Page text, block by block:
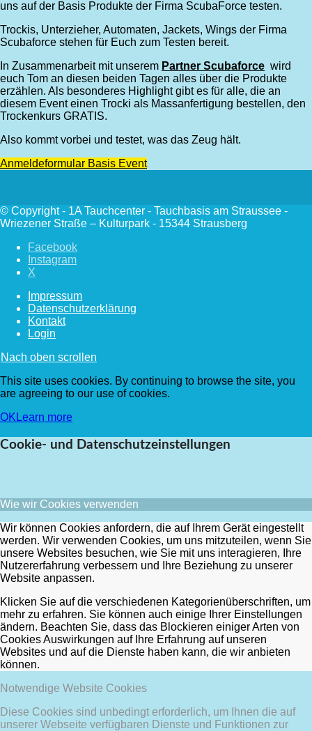
uns auf der Basis Produkte der Firma ScubaForce testen.
Trockis, Unterzieher, Automaten, Jackets, Wings der Firma
Scubaforce stehen für Euch zum Testen bereit.
In Zusammenarbeit mit unserem Partner Scubaforce wird
euch Tom an diesen beiden Tagen alles über die Produkte
erzählen. Als besonderes Highlight gibt es für alle, die an
diesem Event einen Trocki als Massanfertigung bestellen, den
Trockenkurs GRATIS.
Also kommt vorbei und testet, was das Zeug hält.
Anmeldeformular Basis Event
© Copyright - 1A Tauchcenter - Tauchbasis am Straussee -
Wriezener Straße – Kulturpark - 15344 Strausberg
Facebook
Instagram
X
Impressum
Datenschutzerklärung
Kontakt
Login
Nach oben scrollen
This site uses cookies. By continuing to browse the site, you
are agreeing to our use of cookies.
OKLearn more
Cookie- und Datenschutzeinstellungen
Wie wir Cookies verwenden
Wir können Cookies anfordern, die auf Ihrem Gerät eingestellt
werden. Wir verwenden Cookies, um uns mitzuteilen, wenn Sie
unsere Websites besuchen, wie Sie mit uns interagieren, Ihre
Nutzererfahrung verbessern und Ihre Beziehung zu unserer
Website anpassen.
Klicken Sie auf die verschiedenen Kategorienüberschriften, um
mehr zu erfahren. Sie können auch einige Ihrer Einstellungen
ändern. Beachten Sie, dass das Blockieren einiger Arten von
Cookies Auswirkungen auf Ihre Erfahrung auf unseren
Websites und auf die Dienste haben kann, die wir anbieten
können.
Notwendige Website Cookies
Diese Cookies sind unbedingt erforderlich, um Ihnen die auf
unserer Webseite verfügbaren Dienste und Funktionen zur